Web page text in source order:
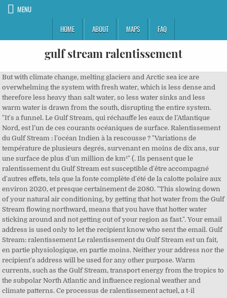
MENU
HOME
ABOUT MAPS FAQ
gulf stream ralentissement
But with climate change, melting glaciers and Arctic sea ice are overwhelming the system with fresh water, which is less dense and therefore less heavy than salt water, so less water sinks and less warm water is drawn from the south, disrupting the entire system. "It's a funnel. Le Gulf Stream, qui réchauffe les eaux de l’Atlantique Nord, est l’un de ces courants océaniques de surface. Ralentissement du Gulf Stream : l’océan Indien à la rescousse ? "Variations de température de plusieurs degrés, survenant en moins de dix ans, sur une surface de plus d'un million de km²" (. Ils pensent que le ralentissement du Gulf Stream est susceptible d'être accompagné d'autres effets, tels que la fonte complète d'été de la calotte polaire aux environ 2020, et presque certainement de 2080. "This slowing down of your natural air conditioning, by getting that hot water from the Gulf Stream flowing northward, means that you have that hotter water sticking around and not getting out of your region as fast.". Your email address is used only to let the recipient know who sent the email. Gulf Stream: ralentissement Le ralentissement du Gulf Stream est un fait, en partie physiologique, en partie moins. Neither your address nor the recipient's address will be used for any other purpose. Warm currents, such as the Gulf Stream, transport energy from the tropics to the subpolar North Atlantic and influence regional weather and climate patterns. Ce processus de ralentissement actuel, a t-il commencé? Cet arrêt du Gulf Stream, irréversible, pourrait induire "de fortes baisses des températures dans les régions côtières de l'Atlantique Nord" (CNRS, 02/2017).C'est la côte ouest de l'Europe (de la Grande-Bretagne à l'Espagne, au Portugal en passant par la France) qui perdrait 1 à 2°C en moyenne, c'est davantage que le petit âge glaciaire qui sévissait sur l'Europe occidentale au XVIIe siècle, mais cela nous éloigne d'un âge glaciaire où les températures plongent en moyenne de 6°C. Personnellement je préfère constater les faits du dernier million d'années, que les équations avec des inconnues. The classic La Fleur 2 pedicure unit by Gulfstream has been revamped into the new La Fleur 4. Cependant, les relevés de la campagne océanographique Ovide, publiés en février 2018, montrent qu'en mer d'Irminger, entre le Groenland et l’Islande, la convection profonde a tendance à augmenter. This document is subject to copyright. Gulf stream : les courants changent d’ère Par Coralie Schaub et Aude Massiot — 19 avril 2018 à 21:06 Baignade au bassin de la Villette, le 1er juillet 2015. Gulf Stream RVs. Buyer beware! Un tel phénomène pourrait intervenir d'ici seulement 20 ans et se mettrait en place en moins de 10 ans ! The Town of Gulf Stream is the only remaining stretch where the Australian Pine Canopy still remains. A deep ocean current shift gives 400-year notice of massive climate change, A better reference genome for the rhesus macaque, Speed of magnetic domain walls found to be fundamentally limited, Mountain hares in Scotland are failing to adapt to climate change, making them more vulnerable to predators, Giant pulses detected in the pulsar PSR J1047â6709, Smaller-than-average male tree crickets found to boost the sound level of their chirps using baffles, Looking for formulations used in sea level calculations. Environnement • 31 mai 2019. Le Gulf Stream, de part le transport des courants chauds, est un important régulateur du climat nord-américain et européen. It is also very busy with lots of large cargo ships heading up and down the east coast and many small to medium-sized boats going between Florida and the Bahamas. En 2018, deux études parues dans Nature ont montré que la circulation océanique méridienne dans l'Atlantique (AMOC) était à so… It's unclear the extent to which any weakening has reached the system's southern leg off Florida, also known as the Florida current. Gulf Stream current at its weakest in 1,600 years, studies show This article is more than 2 years old. It could lead to colder winters in northern Europe (one reason many scientists prefer the term climate change to global warming). toute fasson la terre est condané. Or, ces mesures confirment que le ralentissement existe et il est continue. If the Gulf Stream weakens, it will exacerbate sea level rise.". Le système des courants océaniques de l'Atlantique Nord, dont fait partie le Gulf Stream s'est affaibli de 15% selon 2 études parues dans Nature. En 2017, un article de Nature Communications avançait une probabilité de 45 % d'un refroidissement global en Europe de l'Ouest au cours du XXIe siècle avec, pour conséquence, une baisse températures de l'Atlantique Nord de 2 à 3 °C. Des observations multiples et concordantes montrent que le Gulf Stream s'affaiblit comme jamais au cours du siècle, après une stabilité millénaire. Ce ralentissement du Gulf Stream a à son tour engendré une baisse massive des températures en Europe et sur la côte Est des Etats-Unis (5 à 6°C de baisse de la moyenne annuelle), ainsi qu’une division de la pluviométrie d’un facteur 2 (voire plus en certains endroits), le tout survenant en quelques décennies seulement. Le Gulf Stream affecte également la trajectoire des ouragans et leur puissance, principalement le long des côtes américaines. There's a lot of debate about it. Click here to sign in with Turn the World into Your Back Yard "We see a cooling southeast of Greenland, although everywhere else on the globe you see a warming," said Levke Caesar, a scientist at the Potsdam Institute for Climate Impact Research in Germany and co-author of a study that found the current to be 15% weaker. Les déserts vont s'étendre vers les pôles des deux hémisphères. "Les modèles climatiques traditionnels sous-estiment la réalité du changement en cours, soit en postulant une trop grande stabilité des retournements de l'Atlantique soit en sous-estimant la fonte de la calotte glaciaire du Groenland, ou pour les deux raisons," dit Michael Mann du Pennsylvania State University (USA). We catch swordfish, mahi-mahi, blue marlin and sailfish. Mais comment mesurer le déclin et la santé de ce courant? A weaker Gulf Stream would mean higher sea levels for Florida's east coast. Unlike other climate change phenomena, such as sea level rise, the collapse of the current could happen suddenly if it reaches a tipping point. "It's one of the things that makes fishing so good here, the ability of the Gulf Stream to bring in migratory fish," said R.J. Boyle, a well-known swordfisherman who runs a Lighthouse Point fishing store. Le Gulf Stream ralentit, vers un refroidissement brutal de l'Europe de l'ouest ? Impacts of the Gulf Stream . Environnement • 31 mai 2019. It drifts northward at about 3 knots, providing warm water, nutrients and numerous habitats for every level of sea life. Box 1005 Nappanee, Indiana 46550 Product Lines. De plus, ils se sont basés sur des données de substitution, provenant de carottes de glace, d'anneaux de croissance des arbres, de coraux, et de sédiments océaniques et lacustres – les températures peuvent être reconstituées sur plus d'un millénaire. Les impacts de l’altération des courants du Gulf Stream. Ireland, for example, stands as far north as polar bear habitat in Canada. This pulls warm water from the south to replace it. Get weekly and/or daily updates delivered to your inbox. La cause : ce courant n’est plus suffisamment refroidi et sa densité en sel diminue. Contrairement à ce que l'on peut voir dans les films de science-fiction, le ralentissement du Gulf Stream ne provoquerait pas le retour de l'âge de glace mais plutôt une hausse des températures. Stéphane Foucart, dans le journal Le Monde, précise que "le Gulf Stream se divise en deux flux de retour. This marine circulatory system has reached its weakest point in 1,600 years, recent studies show, having lost about 15% of its strength since the mid-20th century. Connect With Us. Soutenez-le en devenant membre premium. Son ralentissement actuel n'est peut être que momentané. The Town of Gulf Stream is the only remaining stretch where the Australian Pine Canopy still remains. Nous allons voir les zones humides devenir plus humides et les zones sèches devenir plus sèches. Welcome to the Gulf Stream google satellite map! You can be assured our editors closely monitor every feedback sent and will take appropriate actions. Tour companies and hotels in Western Canada reported seeing an increase in cancellations from Chinese tourists. Thank you for taking your time to send in your valued opinion to Science X editors. The official website of the Gulf Stream Council, Boy Scouts of America which currently serves over 6800 Scouts and 2500 adult volunteers in a seven-county area including Palm Beach, Martin, St Lucie, Indian River, Glades, Okeechobee and Hendry counties in southeast Florida. It is fed by the westward-flowing North Equatorial Current moving from North Africa to the West Indies. It has since been designated as an historic and scenic highway, allowing the Town to protect and cultivate new plants to maintain and expand a stand of more than 300 pines… Read more[/lsvr_content_box] Le Gulf Stream, qui prend sa source entre la Floride et les Bahamas, permet à l'Europe occidentale de jouir d'un climat tempéré jusqu'à des latitudes très élevées. This strong current of warm water influences the climate of the east coast of Florida, keeping temperatures there warmer in the winter and cooler in the summer than the other southeastern states. With the Gulf Stream, scientists attempting to determine the role of climate change have to separate out natural factors, such as multi-decade temperature cycles in the Atlantic Ocean, that have strengthened or weakened the system for thousands of years. "On voit clairement qu'une zone précise de l'Atlantique nord se refroidit depuis un siècle alors que le reste de la planète se réchauffe," (voir image ci-dessus) indique Stefan Rahmstorf du Potsdam Institute for Clim